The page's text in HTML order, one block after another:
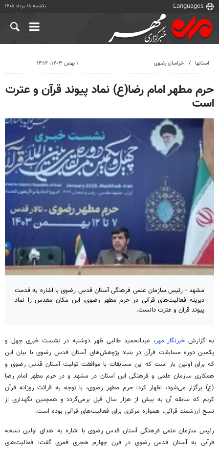
یکشنبه ۱۸ مرداد ۱۴۰۵
استانها خراسان رضوی ۱ بهمن ۱۴۰۳، ۱۴:۱۲
حرم مطهر امام رضا(ع) نماد پیوند قرآن و عترت
است
مشهد - رئیس سازمان علمی فرهنگی آستان قدس رضوی با اشاره به قدمت
دیرینه فعالیت‌های قرآنی در حرم مطهر رضوی، این مکان مقدس را نماد
پیوند قرآن و عترت دانست.
به گزارش خبرنگار مهر، عبدالحمید طالبی ظهر دوشنبه در نشست خبری چهل و
یکمین دوره مسابقات قرآن در بنیاد پژوهش‌های آستان قدس رضوی با بیان این
که برای اولین بار است که این مسابقات با موافقت تولیت آستان قدس رضوی و
همکاری سازمان علمی و فرهنگی این آستان در مشهد و در حرم مطهر امام رضا
(ع) برگزار می‌شود، اظهار کرد: حرم مطهر رضوی، با توجه به قرائت روزانه قرآن
کریم که سابقه آن به بیش از هزار سال قبل برمی‌گردد و همچنین نگهداری از
نسخ ارزشمند قرآنی، همواره مرکزی برای فعالیت‌های قرآنی بوده است.
رئیس سازمان علمی فرهنگی آستان قدس رضوی با اشاره به اهدای اولین نسخه
قرآنی به آستان قدس رضوی در قرن چهارم هجری قمری گفت: فعالیت‌های